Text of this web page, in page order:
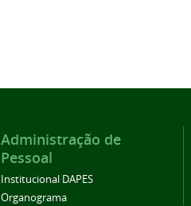
Administração de
Pessoal
Institucional DAPES
Organograma